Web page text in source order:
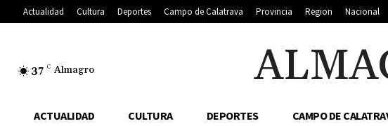
Actualidad Cultura Deportes Campo de Calatrava Provincia Region Nacional
37 C Almagro
ACTUALIDAD CULTURA DEPORTES CAMPO DE